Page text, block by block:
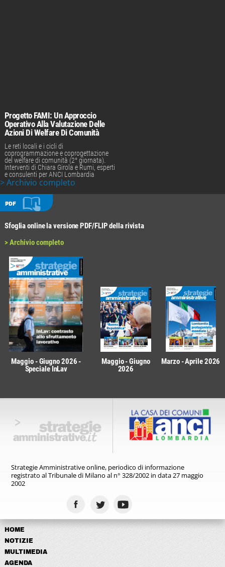
Progetto FAMI: Un Approccio
Operativo Alla Valutazione Delle
Azioni Di Welfare Di Comunità
Le reti locali e i cicli di
coprogrammazione e coprogettazione
del welfare di comunità (2° giornata).
Interventi di Chiara Girola e Rumi, esperti
e consulenti per ANCI Lombardia
> Archivio completo
PDF
Sfoglia online la versione PDF/FLIP della rivista
> Archivio completo
Maggio - Giugno 2026 -
Speciale InLav
Maggio - Giugno
2026
Marzo - Aprile 2026
Strategie Amministrative online, periodico di informazione
registratoal Tribunale di Milano al n° 328/2002 in data 27 maggio
2002
HOME
NOTIZIE
MULTIMEDIA
AGENDA